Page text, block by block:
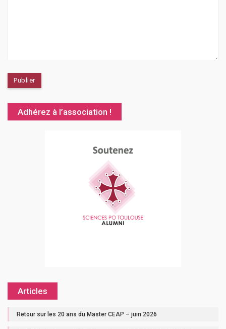
Adhérez à l’association !
Articles
Retour sur les 20 ans du Master CEAP – juin 2026